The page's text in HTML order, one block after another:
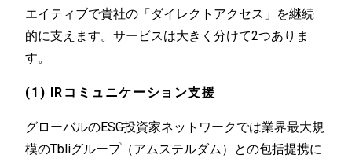
エイティブで貴社の「ダイレクトアクセス」を継続
的に支えます。サービスは大きく分けて2つありま
す。
(1) IRコミュニケーション支援
グローバルのESG投資家ネットワークでは業界最大規
模のTbliグループ（アムステルダム）との包括提携に